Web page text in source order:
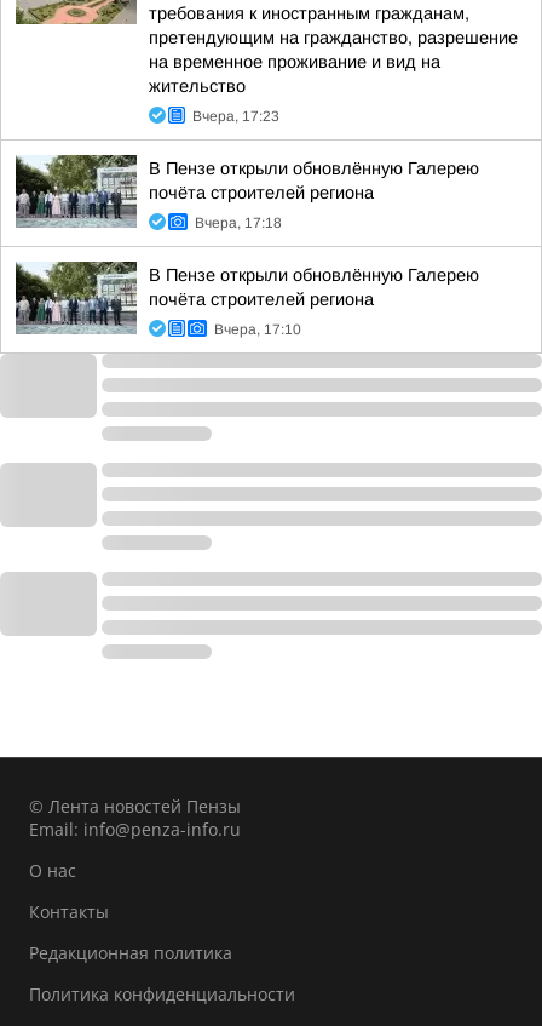
требования к иностранным гражданам,
претендующим на гражданство, разрешение
на временное проживание и вид на
жительство
Вчера, 17:23
В Пензе открыли обновлённую Галерею
почёта строителей региона
Вчера, 17:18
В Пензе открыли обновлённую Галерею
почёта строителей региона
Вчера, 17:10
© Лента новостей Пензы
Email: info@penza-info.ru
О нас
Контакты
Редакционная политика
Политика конфиденциальности